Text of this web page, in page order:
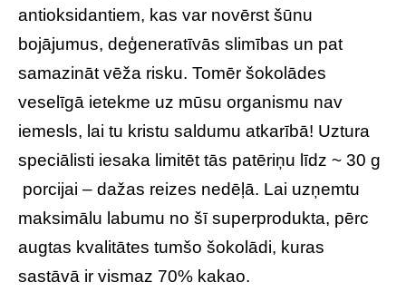
antioksidantiem, kas var novērst šūnu
bojājumus, deģeneratīvās slimības un pat
samazināt vēža risku. Tomēr šokolādes
veselīgā ietekme uz mūsu organismu nav
iemesls, lai tu kristu saldumu atkarībā! Uztura
speciālisti iesaka limitēt tās patēriņu līdz ~ 30 g
porcijai – dažas reizes nedēļā. Lai uzņemtu
maksimālu labumu no šī superprodukta, pērc
augtas kvalitātes tumšo šokolādi, kuras
sastāvā ir vismaz 70% kakao.